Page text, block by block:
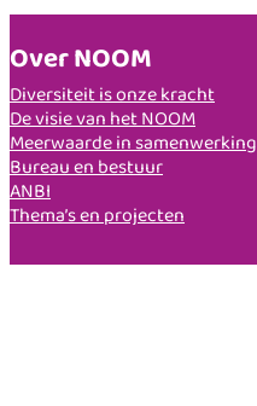
Over NOOM
Diversiteit is onze kracht
De visie van het NOOM
Meerwaarde in samenwerking
Bureau en bestuur
ANBI
Thema’s en projecten